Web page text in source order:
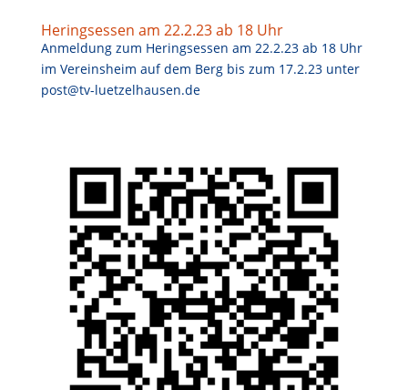
Heringsessen am 22.2.23 ab 18 Uhr
Anmeldung zum Heringsessen am 22.2.23 ab 18 Uhr
im Vereinsheim auf dem Berg bis zum 17.2.23 unter
post@tv-luetzelhausen.de